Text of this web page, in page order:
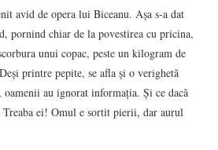
avid de opera lui Biceanu. Aşa s-a dat
pornind chiar de la povestirea cu pricina,
unui copac, peste un kilogram de
printre pepite, se afla şi o verighetă
oamenii au ignorat informaţia. Şi ce dacă
Treaba ei! Omul e sortit pierii, dar aurul